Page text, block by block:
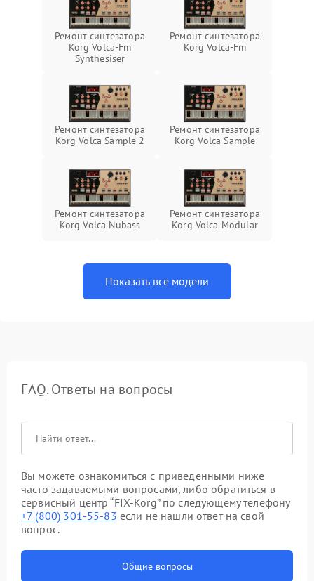
Ремонт синтезатора
Korg Volca-Fm
Synthesiser
Ремонт синтезатора
Korg Volca-Fm
Ремонт синтезатора
Korg Volca Sample 2
Ремонт синтезатора
Korg Volca Sample
Ремонт синтезатора
Korg Volca Nubass
Ремонт синтезатора
Korg Volca Modular
Показать все модели
FAQ. Ответы на вопросы
Вы можете ознакомиться с приведенными ниже
часто задаваемыми вопросами, либо обратиться в
сервисный центр “FIX-Korg” по следующему телефону
+7 (800) 301-55-83 если не нашли ответ на свой
вопрос.
Общие вопросы